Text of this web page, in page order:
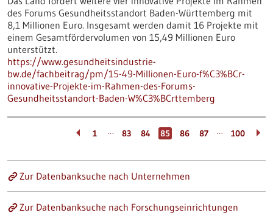
des Forums Gesundheitsstandort Baden-Württemberg mit
8,1 Millionen Euro. Insgesamt werden damit 16 Projekte mit
einem Gesamtfördervolumen von 15,49 Millionen Euro
unterstützt.
https://www.gesundheitsindustrie-
bw.de/fachbeitrag/pm/15-49-Millionen-Euro-f%C3%BCr-
innovative-Projekte-im-Rahmen-des-Forums-
Gesundheitsstandort-Baden-W%C3%BCrttemberg
1 … 83 84 85 86 87 … 100
Zur Datenbanksuche nach Unternehmen
Zur Datenbanksuche nach Forschungseinrichtungen